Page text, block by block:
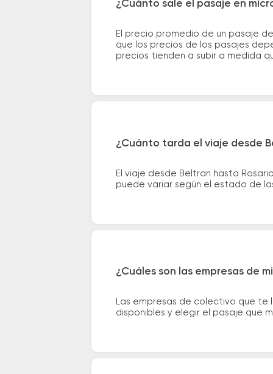
¿Cuánto sale el pasaje en
El precio promedio de un pasaje
que los precios de los pasajes
precios tienden a subir a medida
¿Cuánto tarda el viaje desde
El viaje desde Beltran hasta
puede variar según el estado de
¿Cuáles son las empresas de
Las empresas de colectivo que te
disponibles y elegir el pasaje que